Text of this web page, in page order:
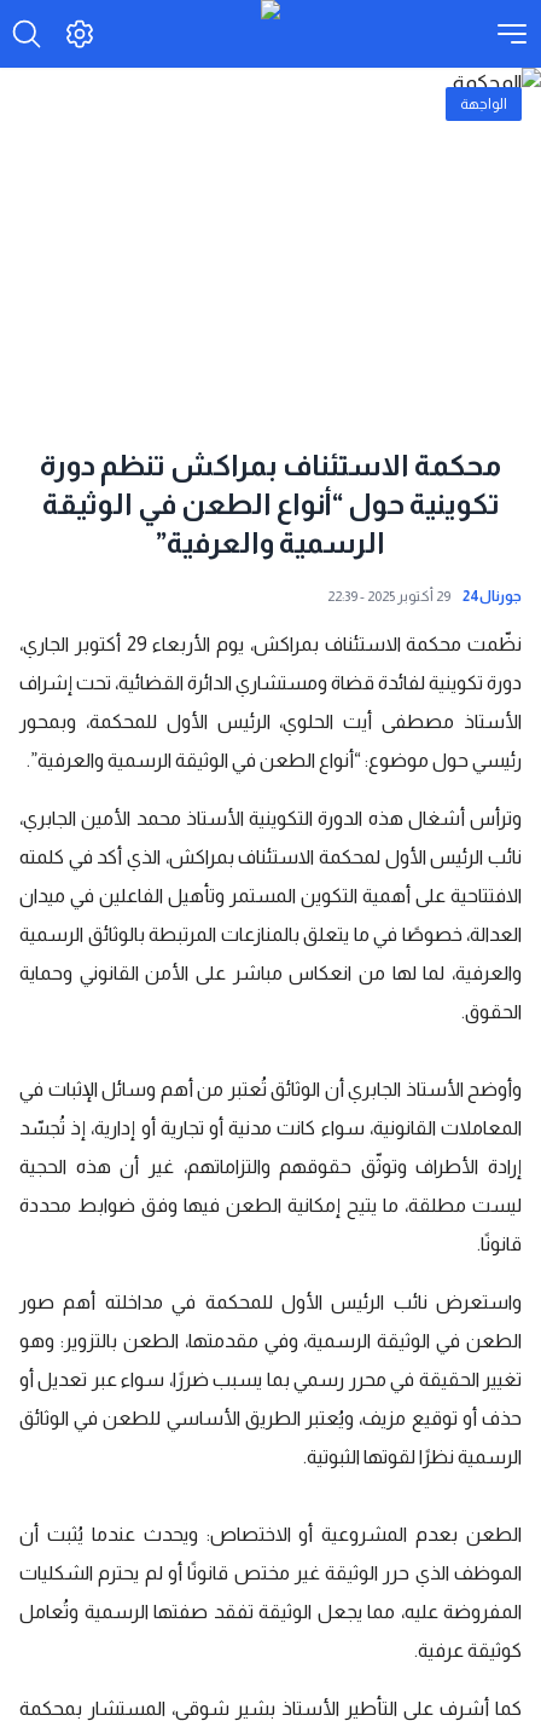
الواجهة
محكمة الاستئناف بمراكش تنظم دورة
تكوينية حول “أنواع الطعن في الوثيقة
الرسمية والعرفية”
جورنال24 29 أكتوبر 2025 - 22:39
نظّمت محكمة الاستئناف بمراكش، يوم الأربعاء 29 أكتوبر الجاري،
دورة تكوينية لفائدة قضاة ومستشاري الدائرة القضائية، تحت إشراف
الأستاذ مصطفى أيت الحلوي، الرئيس الأول للمحكمة، وبمحور
رئيسي حول موضوع: “أنواع الطعن في الوثيقة الرسمية والعرفية”.
وترأس أشغال هذه الدورة التكوينية الأستاذ محمد الأمين الجابري،
نائب الرئيس الأول لمحكمة الاستئناف بمراكش، الذي أكد في كلمته
الافتتاحية على أهمية التكوين المستمر وتأهيل الفاعلين في ميدان
العدالة، خصوصًا في ما يتعلق بالمنازعات المرتبطة بالوثائق الرسمية
والعرفية، لما لها من انعكاس مباشر على الأمن القانوني وحماية
الحقوق.
وأوضح الأستاذ الجابري أن الوثائق تُعتبر من أهم وسائل الإثبات في
المعاملات القانونية، سواء كانت مدنية أو تجارية أو إدارية، إذ تُجسّد
إرادة الأطراف وتوثّق حقوقهم والتزاماتهم، غير أن هذه الحجية
ليست مطلقة، ما يتيح إمكانية الطعن فيها وفق ضوابط محددة
قانونًا.
واستعرض نائب الرئيس الأول للمحكمة في مداخلته أهم صور
الطعن في الوثيقة الرسمية، وفي مقدمتها، الطعن بالتزوير: وهو
تغيير الحقيقة في محرر رسمي بما يسبب ضررًا، سواء عبر تعديل أو
حذف أو توقيع مزيف، ويُعتبر الطريق الأساسي للطعن في الوثائق
الرسمية نظرًا لقوتها الثبوتية.
الطعن بعدم المشروعية أو الاختصاص: ويحدث عندما يُثبت أن
الموظف الذي حرر الوثيقة غير مختص قانونًا أو لم يحترم الشكليات
المفروضة عليه، مما يجعل الوثيقة تفقد صفتها الرسمية وتُعامل
كوثيقة عرفية.
كما أشرف على التأطير الأستاذ بشير شوقي، المستشار بمحكمة